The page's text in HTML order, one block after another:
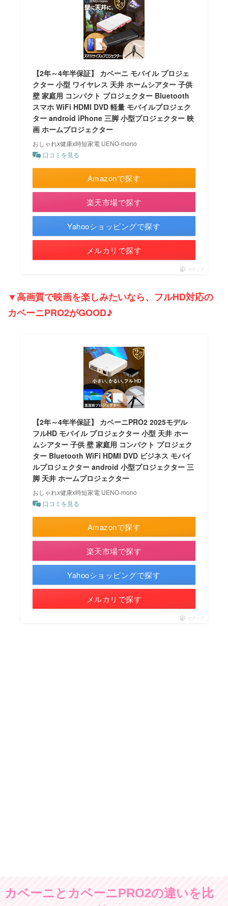
【2年～4年半保証】 カベーニ モバイル プロジェ
クター 小型 ワイヤレス 天井 ホームシアター 子供
壁 家庭用 コンパクト プロジェクター Bluetooth
スマホ WiFi HDMI DVD 軽量 モバイルプロジェク
ター android iPhone 三脚 小型プロジェクター 映
画 ホームプロジェクター
おしゃれx健康x時短家電 UENO-mono
口コミを見る
Amazonで探す
楽天市場で探す
Yahooショッピングで探す
メルカリで探す
ポチップ
▼高画質で映画を楽しみたいなら、フルHD対応の
カベーニPRO2がGOOD♪
【2年～4年半保証】 カベーニPRO2 2025モデル
フルHD モバイル プロジェクター 小型 天井 ホー
ムシアター 子供 壁 家庭用 コンパクト プロジェク
ター Bluetooth WiFi HDMI DVD ビジネス モバイ
ルプロジェクター android 小型プロジェクター 三
脚 天井 ホームプロジェクター
おしゃれx健康x時短家電 UENO-mono
口コミを見る
Amazonで探す
楽天市場で探す
Yahooショッピングで探す
メルカリで探す
ポチップ
カベーニとカベーニPRO2の違いを比